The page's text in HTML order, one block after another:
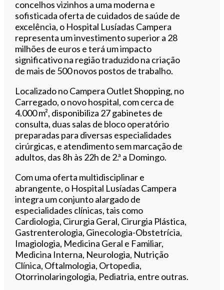
concelhos vizinhos a uma moderna e
sofisticada oferta de cuidados de saúde de
excelência, o Hospital Lusíadas Campera
representa um investimento superior a 28
milhões de euros e terá um impacto
significativo na região traduzido na criação
de mais de 500 novos postos de trabalho.
Localizado no Campera Outlet Shopping, no
Carregado, o novo hospital, com cerca de
4.000 m², disponibiliza 27 gabinetes de
consulta, duas salas de bloco operatório
preparadas para diversas especialidades
cirúrgicas, e atendimento sem marcação de
adultos, das 8h às 22h de 2.ª a Domingo.
Com uma oferta multidisciplinar e
abrangente, o Hospital Lusíadas Campera
integra um conjunto alargado de
especialidades clínicas, tais como
Cardiologia, Cirurgia Geral, Cirurgia Plástica,
Gastrenterologia, Ginecologia-Obstetrícia,
Imagiologia, Medicina Geral e Familiar,
Medicina Interna, Neurologia, Nutrição
Clínica, Oftalmologia, Ortopedia,
Otorrinolaringologia, Pediatria, entre outras.